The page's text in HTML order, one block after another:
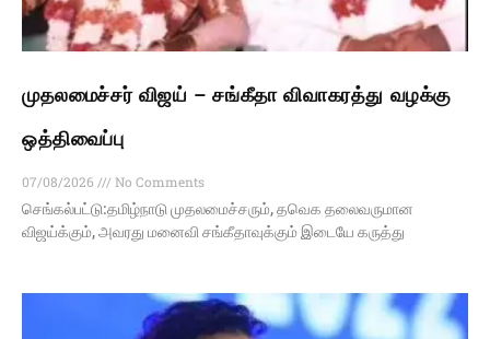
முதலமைச்சர் விஜய் – சங்கீதா விவாகரத்து வழக்கு
ஒத்திவைப்பு
07/08/2026
No Comments
செங்கல்பட்டு:தமிழ்நாடு முதலமைச்சரும், தவெக தலைவருமான
விஜய்க்கும், அவரது மனைவி சங்கீதாவுக்கும் இடையே கருத்து